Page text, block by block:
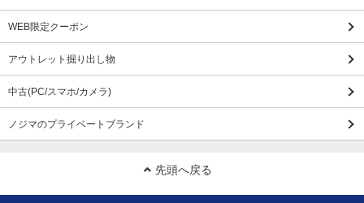
WEB限定クーポン
アウトレット掘り出し物
中古(PC/スマホ/カメラ)
ノジマのプライベートブランド
先頭へ戻る